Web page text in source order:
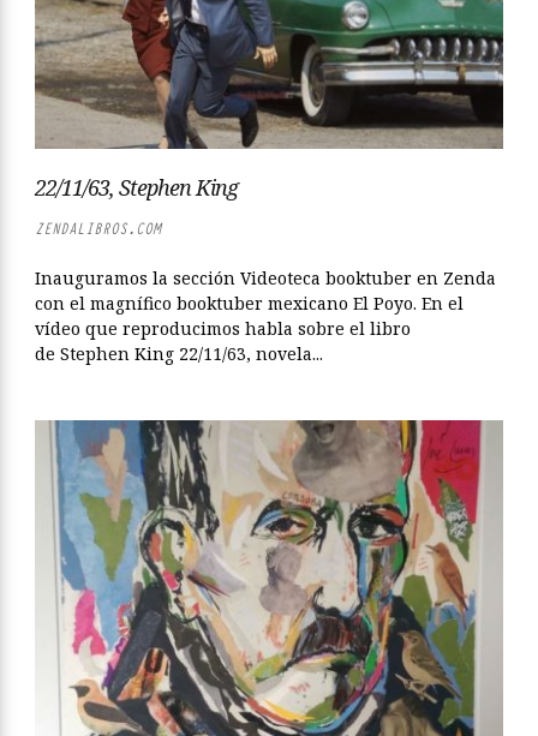
22/11/63, Stephen King
ZENDALIBROS.COM
Inauguramos la sección Videoteca booktuber en Zenda
con el magnífico booktuber mexicano El Poyo. En el
vídeo que reproducimos habla sobre el libro
de Stephen King 22/11/63, novela...